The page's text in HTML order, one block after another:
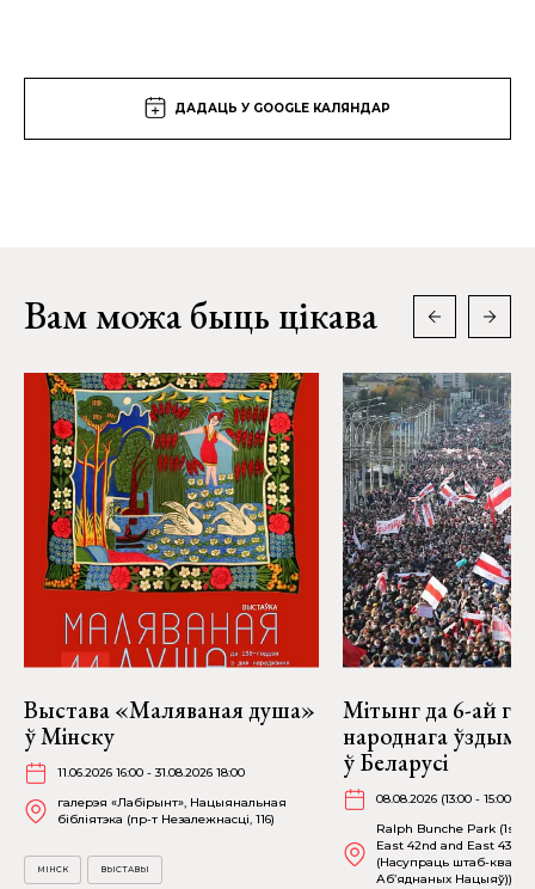
ДАДАЦЬ У GOOGLE КАЛЯНДАР
Вам можа быць цікава
Выстава «Маляваная душа»
ў Мінску
11.06.2026 16:00 - 31.08.2026 18:00
галерэя «Лабірынт», Нацыянальная
бібліятэка (пр-т Незалежнасці, 116)
МІНСК ВЫСТАВЫ
Мітынг да 6-ай
народнага ўздыму
ў Беларусі
08.08.2026 (13:00 - 15:00)
Ralph Bunche Park (1st
East 42nd and East 43rd
(Насупраць штаб-
Аб’яднаных Нацыяў))